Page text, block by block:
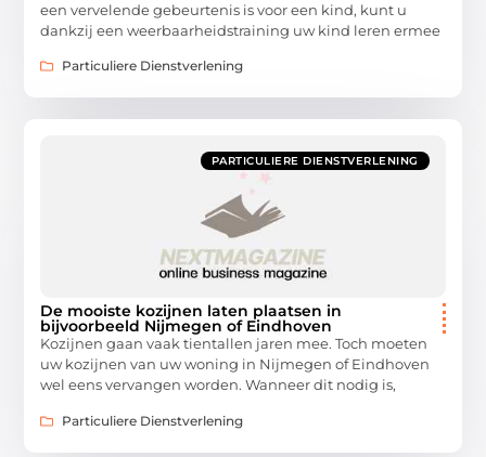
een vervelende gebeurtenis is voor een kind, kunt u
dankzij een weerbaarheidstraining uw kind leren ermee
Particuliere Dienstverlening
PARTICULIERE DIENSTVERLENING
De mooiste kozijnen laten plaatsen in
bijvoorbeeld Nijmegen of Eindhoven
Kozijnen gaan vaak tientallen jaren mee. Toch moeten
uw kozijnen van uw woning in Nijmegen of Eindhoven
wel eens vervangen worden. Wanneer dit nodig is,
Particuliere Dienstverlening